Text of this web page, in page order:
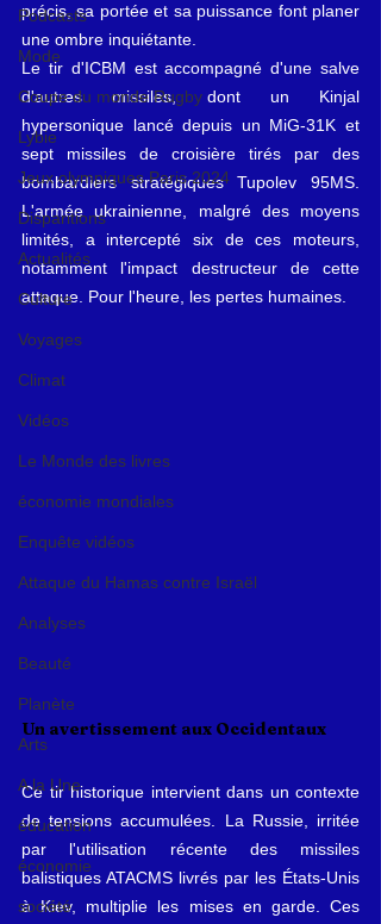
Podcasts
Mode
Coupe du monde Rugby
Lybie
Jeux olympiques Paris 2024
Disparitions
Actualités
Culture
Voyages
Climat
Vidéos
Le Monde des livres
économie mondiales
Enquête vidéos
Attaque du Hamas contre Israël
Analyses
Beauté
Planète
Arts
A la Une
éducation
économie
société
précis, sa portée et sa puissance font planer
une ombre inquiétante.
Le tir d'ICBM est accompagné d'une salve
d'autres missiles, dont un Kinjal
hypersonique lancé depuis un MiG-31K et
sept missiles de croisière tirés par des
bombardiers stratégiques Tupolev 95MS.
L'armée ukrainienne, malgré des moyens
limités, a intercepté six de ces moteurs,
notamment l'impact destructeur de cette
attaque. Pour l'heure, les pertes humaines.
Un avertissement aux Occidentaux
Ce tir historique intervient dans un contexte
de tensions accumulées. La Russie, irritée
par l'utilisation récente des missiles
balistiques ATACMS livrés par les États-Unis
à Kiev, multiplie les mises en garde. Ces